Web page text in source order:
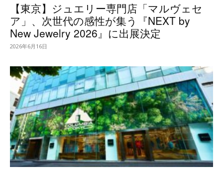
【東京】ジュエリー専門店「マルヴェセ
ア」、次世代の感性が集う『NEXT by
New Jewelry 2026』に出展決定
2026年6月16日